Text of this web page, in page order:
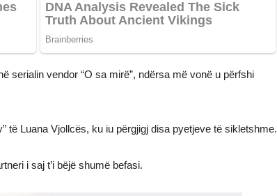
serialin vendor “O sa mirë”, ndërsa më vonë u përfshi
të Luana Vjollcës, ku iu përgjigj disa pyetjeve të sikletshme.
i saj t’i bëjë shumë befasi.